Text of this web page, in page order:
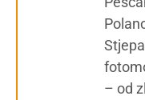
– od